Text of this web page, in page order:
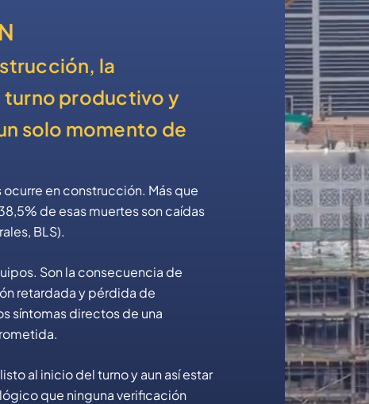
la
turno productivo y
solo momento de
en construcción. Más que
de esas muertes son caídas
BLS).
Son la consecuencia de
retardada y pérdida de
síntomas directos de una
al inicio del turno y aun así estar
que ninguna verificación